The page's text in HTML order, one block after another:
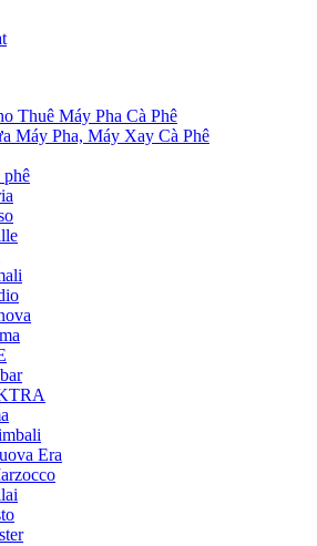
Thuê Máy Pha Cà Phê
Máy Pha, Máy Xay Cà Phê
phê
Era